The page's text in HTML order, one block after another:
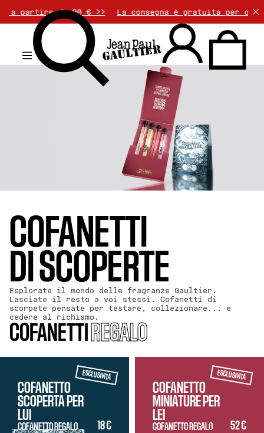
90 € >> La consegna è gratuita per ordini
.
COFANETTI
DI SCOPERTE
Esplorate il mondo delle fragranze Gaultier.
Lasciate il resto a voi stessi. Cofanetti di
scorpete pensate per testare, collezionare... e
cedere al richiamo.
COFANETTI REGALO
ESCLUSIVITÀ
COFANETTO
SCOPERTA PER
LUI
COFANETTO REGALO 18 €
ESCLUSIVITÀ
COFANETTO
MINIATURE PER
LEI
COFANETTO REGALO 52 €